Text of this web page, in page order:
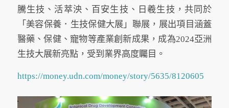
騰生技、活萃泱、百安生技、日羲生技，共同於
「美容保養．生技保健大展」聯展，展出項目涵蓋
醫藥、保健、寵物等產業創新成果，成為2024亞洲
生技大展新亮點，受到業界高度矚目。
https://money.udn.com/money/story/5635/8120605